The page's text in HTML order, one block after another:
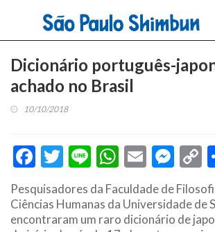
Dicionário português-
achado no Brasil
10/10/2018
Facebook
Twitter
Line Email
Pesquisadores da Faculdade de
Ciências Humanas da Universidade de
encontraram um raro dicionário de